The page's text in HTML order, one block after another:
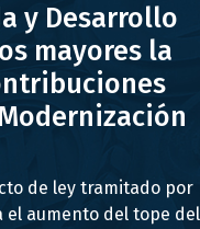
y Desarrollo
mayores la
de ley tramitado por
el aumento del tope del